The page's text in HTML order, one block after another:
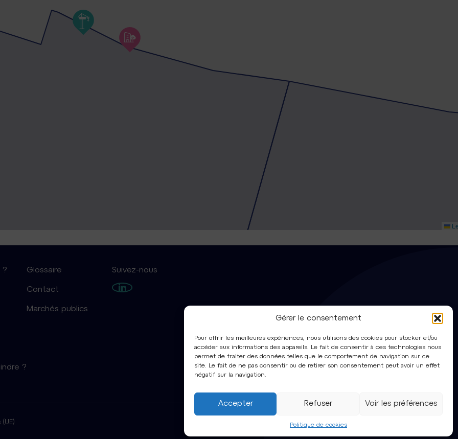
Gérer le consentement
Pour offrir les meilleures expériences, nous utilisons des cookies pour stocker et/ou
accéder aux informations des appareils. Le fait de consentir à ces technologies nous
permet de traiter des données telles que le comportement de navigation sur ce
site. Le fait de ne pas consentir ou de retirer son consentement peut avoir un effet
négatif sur la navigation.
Accepter Refuser Voir les préférences
Politique de cookies
?
?
Glossaire
Contact
Marchés publics
Suivez-nous
© 2026. Plaine Commune Développement